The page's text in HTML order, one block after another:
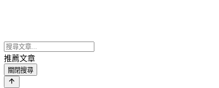
推薦文章
關閉搜尋